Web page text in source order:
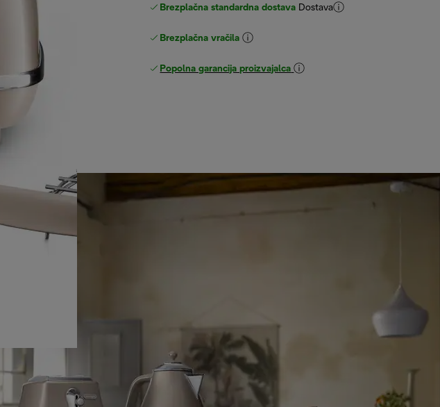
Brezplačna standardna dostava Dostava
Brezplačna vračila
Popolna garancija proizvajalca